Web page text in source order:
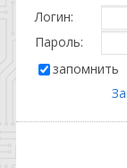
Логин:
Пароль:
запомнить